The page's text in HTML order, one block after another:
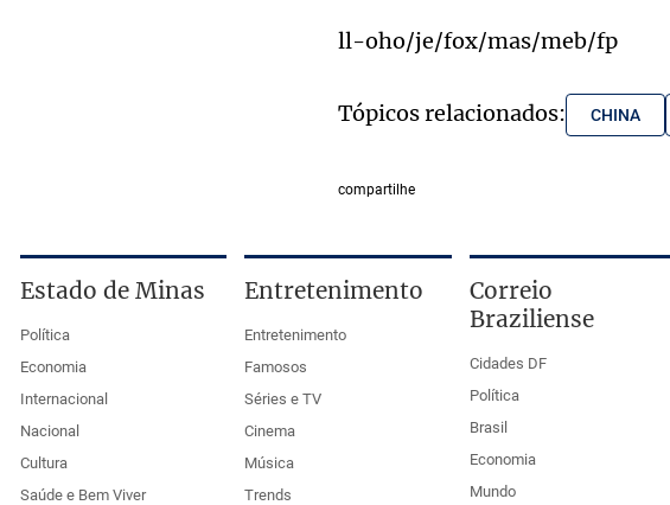
ll-oho/je/fox/mas/meb/fp
Tópicos relacionados: CHINA
compartilhe
Estado de Minas
Política
Economia
Internacional
Nacional
Cultura
Saúde e Bem Viver
Entretenimento
Entretenimento
Famosos
Séries e TV
Cinema
Música
Trends
Correio
Braziliense
Cidades DF
Política
Brasil
Economia
Mundo